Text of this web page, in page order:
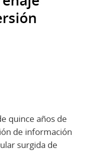
quince años de
de información
surgida de